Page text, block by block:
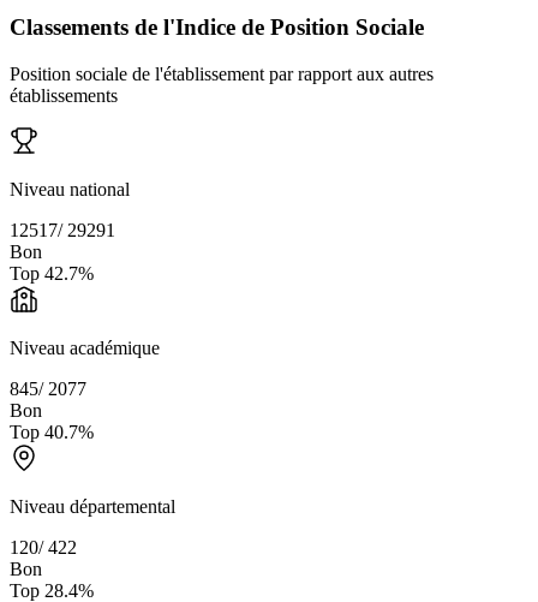
Classements de l'Indice de Position Sociale
Position sociale de l'établissement par rapport aux autres
établissements
Niveau national
12517/ 29291
Bon
Top 42.7%
Niveau académique
845/ 2077
Bon
Top 40.7%
Niveau départemental
120/422
Bon
Top 28.4%